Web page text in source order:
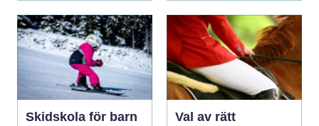
Skidskola för barn
Val av rätt